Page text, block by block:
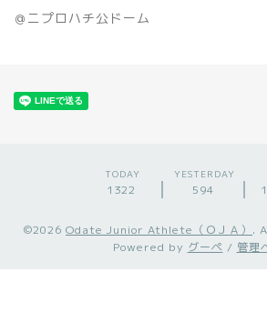
＠ニプロハチ公ドーム
TODAY
1322
YESTERDAY
594
©2026 Odate Junior Athlete（ＯＪＡ） .
Powered by グーペ / 管理